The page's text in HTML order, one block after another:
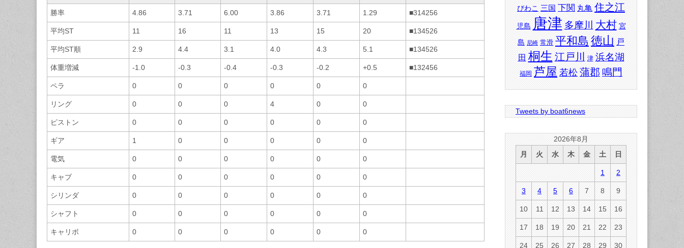
勝率 4.86 3.71 6.00 3.86 3.71 1.29 ■314256
平均ST 11 16 11 13 15 20 ■134526
平均ST順 2.9 4.4 3.1 4.0 4.3 5.1 ■134526
体重増減 -1.0 -0.3 -0.4 -0.3 -0.2 +0.5 ■132456
ペラ 0 0 0 0 0 0
リング 0 0 0 4 0 0
ピストン 0 0 0 0 0 0
ギア 1 0 0 0 0 0
電気 0 0 0 0 0 0
キャブ 0 0 0 0 0 0
シリンダ 0 0 0 0 0 0
シャフト 0 0 0 0 0 0
キャリボ 0 0 0 0 0 0
びわこ 三国 下関 丸亀 住之江
児島 唐津 多摩川 大村 宮
島 尼崎 常滑 平和島 徳山 戸
田 桐生 江戸川 津 浜名湖
福岡 芦屋 若松 蒲郡 鳴門
Tweets by boat6news
2026年8月
月
火 水 木 金 土 日
1 2
3 4 5 6 7 8 9
10 11 12 13 14 15 16
17 18 19 20 21 22 23
24 25 26 27 28 29 30